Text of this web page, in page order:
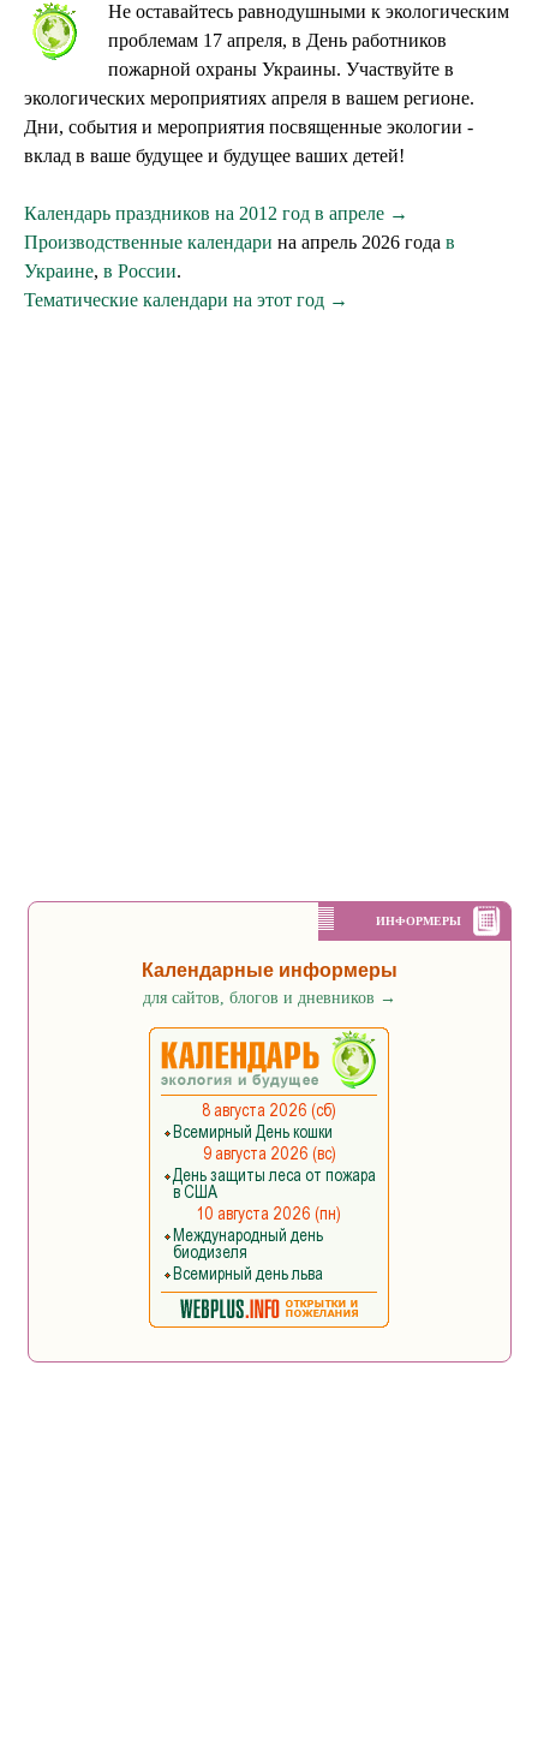
Не оставайтесь равнодушными к экологическим
проблемам 17 апреля, в День работников
пожарной охраны Украины. Участвуйте в
экологических мероприятиях апреля в вашем регионе.
Дни, события и мероприятия посвященные экологии -
вклад в ваше будущее и будущее ваших детей!
Календарь праздников на 2012 год в апреле →
Производственные календари на апрель 2026 года в
Украине, в России.
Тематические календари на этот год →
ИНФОРМЕРЫ
Календарные информеры
для сайтов, блогов и дневников →